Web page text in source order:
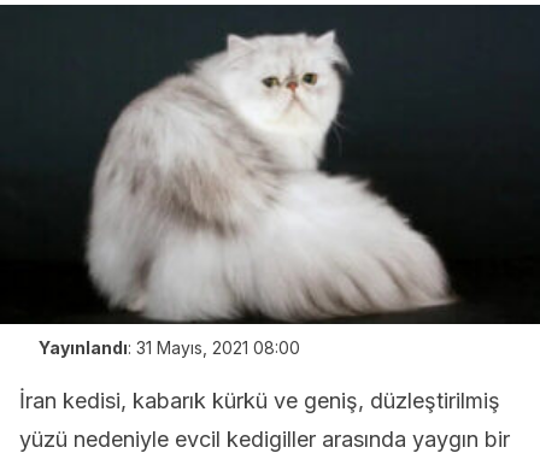
Yayınlandı: 31 Mayıs, 2021 08:00
İran kedisi, kabarık kürkü ve geniş, düzleştirilmiş
yüzü nedeniyle evcil kedigiller arasında yaygın bir